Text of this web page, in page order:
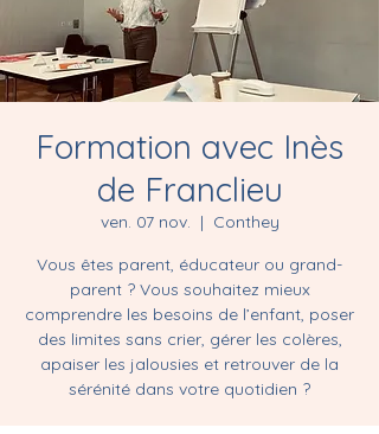
Formation avec Inès
de Franclieu
ven. 07 nov.
  |
Conthey
Vous êtes parent, éducateur ou grand-
parent ? Vous souhaitez mieux
comprendre les besoins de l’enfant, poser
des limites sans crier, gérer les colères,
apaiser les jalousies et retrouver de la
sérénité dans votre quotidien ?